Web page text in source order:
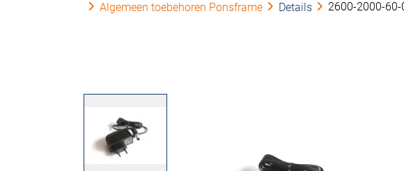
Algemeen toebehoren Ponsframe
Details 2600-2000-60-